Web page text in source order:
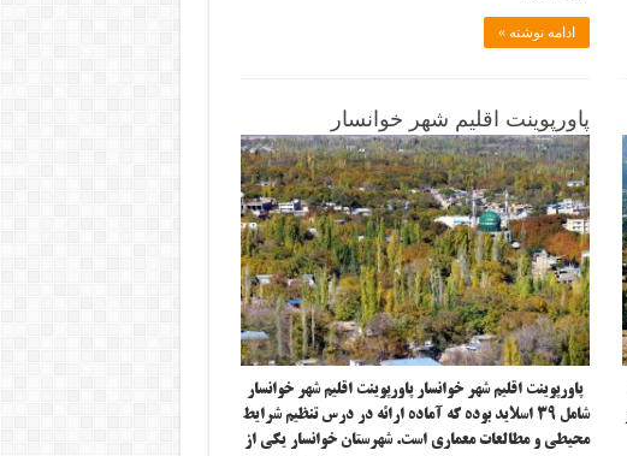
ادامه نوشته »
پاورپوینت اقلیم شهر خوانسار
پاورپوینت اقلیم شهر خوانسار پاورپوینت اقلیم شهر خوانسار
شامل ۳۹ اسلاید بوده که آماده ارائه در درس تنظیم شرایط
محیطی و مطالعات معماری است. شهرستان خوانسار یکی از